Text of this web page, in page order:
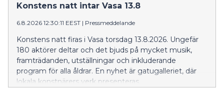
Konstens natt intar Vasa 13.8
6.8.2026 12:30:11 EEST | Pressmeddelande
Konstens natt firas i Vasa torsdag 13.8.2026. Ungefär
180 aktörer deltar och det bjuds på mycket musik,
framträdanden, utställningar och inkluderande
program för alla åldrar. En nyhet är gatugalleriet, där
lokala konstnärers verk presenteras.